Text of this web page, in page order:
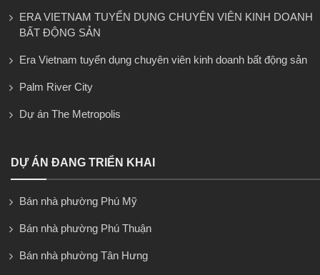
ERA VIETNAM TUYỂN DỤNG CHUYÊN VIÊN KINH DOANH
BẤT ĐỘNG SẢN
Era Vietnam tuyển dụng chuyên viên kinh doanh bất động sản
Palm River City
Dự án The Metropolis
DỰ ÁN ĐANG TRIỂN KHAI
Bán nhà phường Phú Mỹ
Bán nhà phường Phú Thuận
Bán nhà phường Tân Hưng